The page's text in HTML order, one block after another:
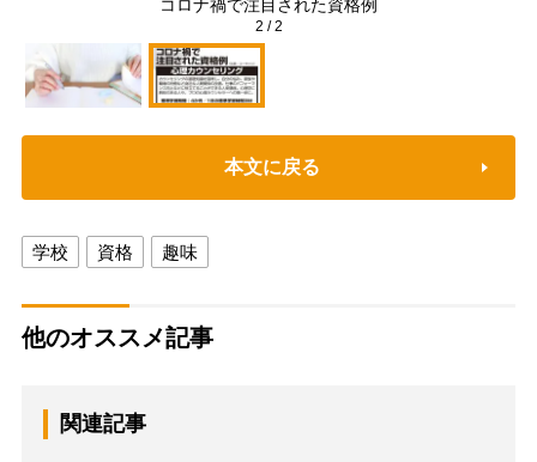
コロナ禍で注目された資格例
2 /2
本文に戻る
学校 資格 趣味
他のオススメ記事
関連記事